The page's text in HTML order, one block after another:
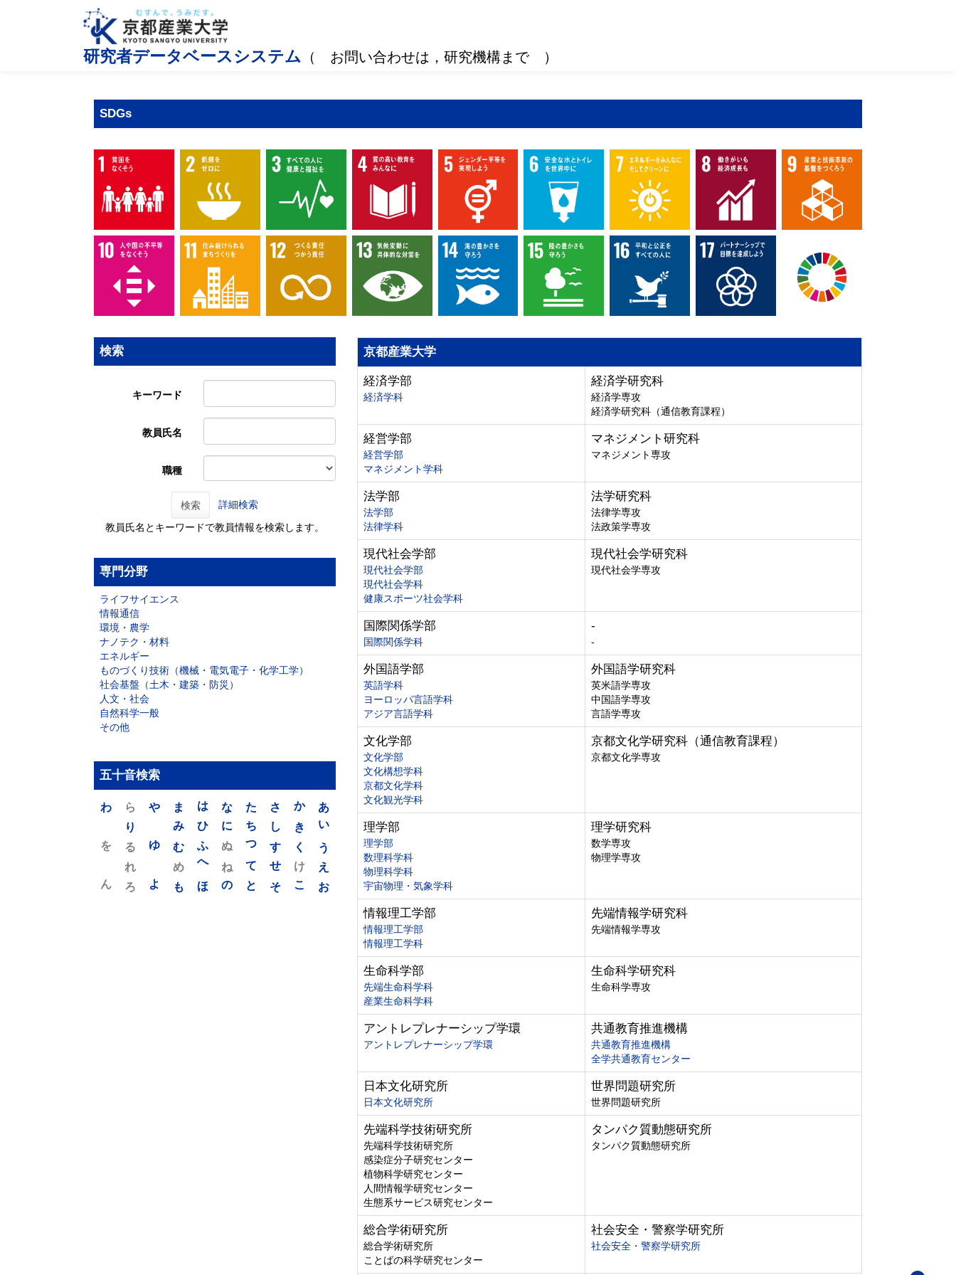
研究者データベースシステム （ お問い合わせは，研究機構まで ）
SDGs
検索
キーワード
教員氏名
職種
検索 詳細検索
教員氏名とキーワードで教員情報を検索します。
専門分野
ライフサイエンス
情報通信
環境・農学
ナノテク・材料
エネルギー
ものづくり技術（機械・電気電子・化学工学）
社会基盤（土木・建築・防災）
人文・社会
自然科学一般
その他
五十音検索
あ
い
う
え
お
か
き
く
け
こ
さ
し
す
せ
そ
た
ち
つ
て
と
な
に
ぬ
ね
の
は
ひ
ふ
へ
ほ
ま
み
む
め
も
や
ゆ
よ
ら
り
る
れ
ろ
わ
を
ん
京都産業大学
経済学部
経済学科
経済学研究科
経済学専攻
経済学研究科（通信教育課程）
経営学部
経営学部
マネジメント学科
マネジメント研究科
マネジメント専攻
法学部
法学部
法律学科
法学研究科
法律学専攻
法政策学専攻
現代社会学部
現代社会学部
現代社会学科
健康スポーツ社会学科
現代社会学研究科
現代社会学専攻
国際関係学部
国際関係学科
-
-
外国語学部
英語学科
ヨーロッパ言語学科
アジア言語学科
外国語学研究科
英米語学専攻
中国語学専攻
言語学専攻
文化学部
文化学部
文化構想学科
京都文化学科
文化観光学科
京都文化学研究科（通信教育課程）
京都文化学専攻
理学部
理学部
数理科学科
物理科学科
宇宙物理・気象学科
理学研究科
数学専攻
物理学専攻
情報理工学部
情報理工学部
情報理工学科
先端情報学研究科
先端情報学専攻
生命科学部
先端生命科学科
産業生命科学科
生命科学研究科
生命科学専攻
アントレプレナーシップ学環
アントレプレナーシップ学環
共通教育推進機構
共通教育推進機構
全学共通教育センター
日本文化研究所
日本文化研究所
世界問題研究所
世界問題研究所
先端科学技術研究所
先端科学技術研究所
感染症分子研究センター
植物科学研究センター
人間情報学研究センター
生態系サービス研究センター
タンパク質動態研究所
タンパク質動態研究所
総合学術研究所
総合学術研究所
ことばの科学研究センター
社会安全・警察学研究所
社会安全・警察学研究所